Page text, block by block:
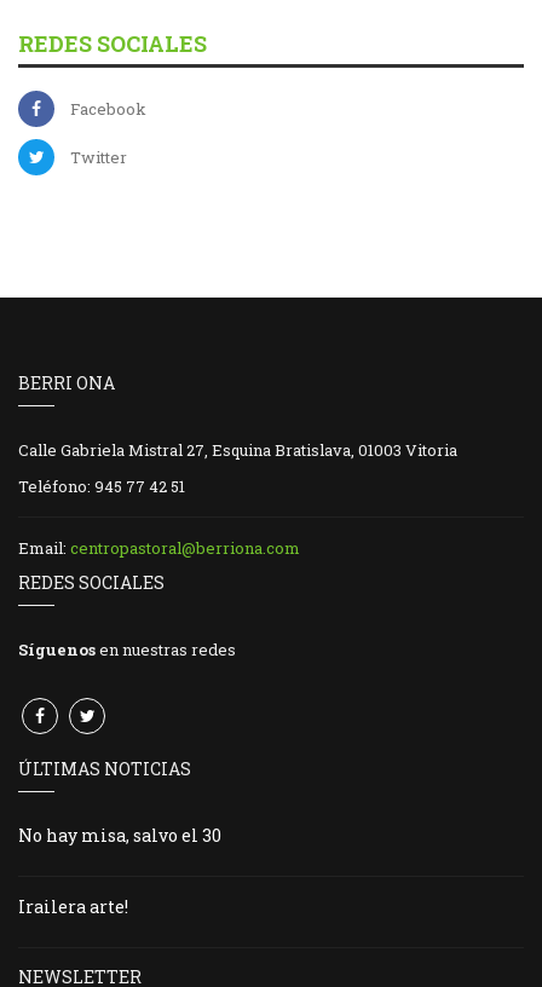
REDES SOCIALES
Facebook
Twitter
BERRI ONA
Calle Gabriela Mistral 27, Esquina Bratislava, 01003 Vitoria
Teléfono: 945 77 42 51
Email: centropastoral@berriona.com
REDES SOCIALES
Síguenosen nuestras redes
ÚLTIMAS NOTICIAS
No hay misa, salvo el 30
Irailera arte!
NEWSLETTER